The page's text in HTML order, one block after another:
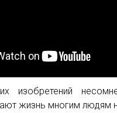
изобретений
жизнь многим людям